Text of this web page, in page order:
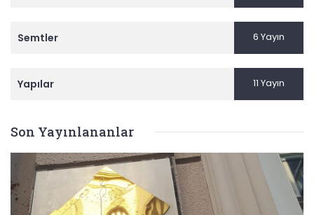
Semtler 6 Yayın
Yapılar 11 Yayın
Son Yayınlananlar